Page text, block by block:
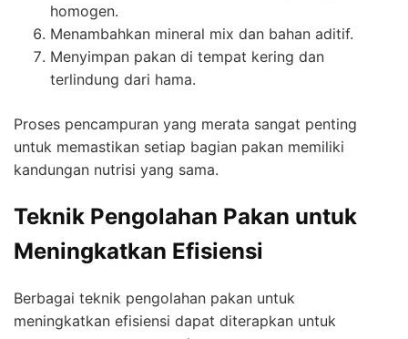
homogen.
Menambahkan mineral mix dan bahan aditif.
Menyimpan pakan di tempat kering dan
terlindung dari hama.
Proses pencampuran yang merata sangat penting
untuk memastikan setiap bagian pakan memiliki
kandungan nutrisi yang sama.
Teknik Pengolahan Pakan untuk
Meningkatkan Efisiensi
Berbagai teknik pengolahan pakan untuk
meningkatkan efisiensi dapat diterapkan untuk